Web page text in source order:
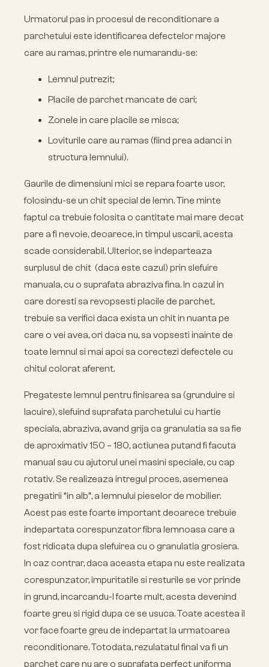
Urmatorul pas in procesul de reconditionare a
parchetului este identificarea defectelor majore
care au ramas, printre ele numarandu-se:
Lemnul putrezit;
Placile de parchet mancate de cari;
Zonele in care placile se misca;
Loviturile care au ramas (fiind prea adanci in
structura lemnului).
Gaurile de dimensiuni mici se repara foarte usor,
folosindu-se un chit special de lemn. Tine minte
faptul ca trebuie folosita o cantitate mai mare decat
pare a fi nevoie, deoarece, in timpul uscarii, acesta
scade considerabil. Ulterior, se indeparteaza
surplusul de chit (daca este cazul) prin slefuire
manuala, cu o suprafata abraziva fina. In cazul in
care doresti sa revopsesti placile de parchet,
trebuie sa verifici daca exista un chit in nuanta pe
care o vei avea, ori daca nu, sa vopsesti inainte de
toate lemnul si mai apoi sa corectezi defectele cu
chitul colorat aferent.
Pregateste lemnul pentru finisarea sa (grunduire si
lacuire), slefuind suprafata parchetului cu hartie
speciala, abraziva, avand grija ca granulatia sa sa fie
de aproximativ 150 – 180, actiunea putand fi facuta
manual sau cu ajutorul unei masini speciale, cu cap
rotativ. Se realizeaza intregul proces, asemenea
pregatirii “in alb”, a lemnului pieselor de mobilier.
Acest pas este foarte important deoarece trebuie
indepartata corespunzator fibra lemnoasa care a
fost ridicata dupa slefuirea cu o granulatia grosiera.
In caz contrar, daca aceasta etapa nu este realizata
corespunzator, impuritatile si resturile se vor prinde
in grund, incarcandu-l foarte mult, acesta devenind
foarte greu si rigid dupa ce se usuca. Toate acestea il
vor face foarte greu de indepartat la urmatoarea
reconditionare. Totodata, rezulatatul final va fi un
parchet care nu are o suprafata perfect uniforma